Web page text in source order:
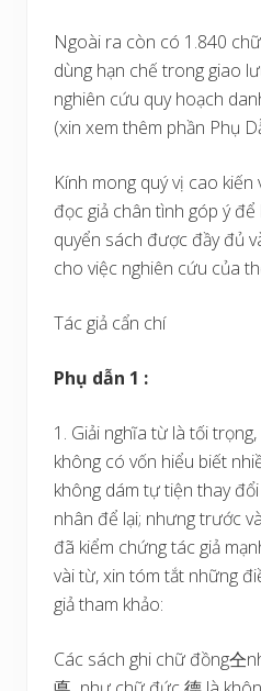
Ngoài ra còn có 1.840
dùng hạn chế trong giao
nghiên cứu quy hoạch
(xin xem thêm phần Phụ
Kính mong quý vị cao
đọc giả chân tình góp ý
quyển sách được đầy đủ
cho việc nghiên cứu của
Tác giả cẩn chí
Phụ dẫn 1 :
1. Giải nghĩa từ là tối
không có vốn hiểu biết
không dám tự tiện thay
nhân để lại; nhưng trước
đã kiểm chứng tác giả
vài từ, xin tóm tắt những
giả tham khảo:
Các sách ghi chữ đồng仝